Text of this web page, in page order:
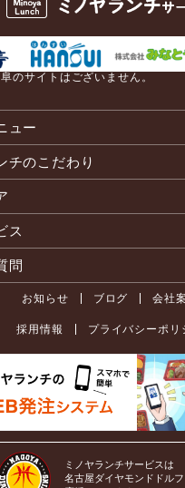
のサイトはございません。
ュー
チのこだわり
ス
問
お知らせ ブログ 会社
採用情報 プライバシーポリ
ミノヤランチサービスは
名古屋ダイヤモンドドル